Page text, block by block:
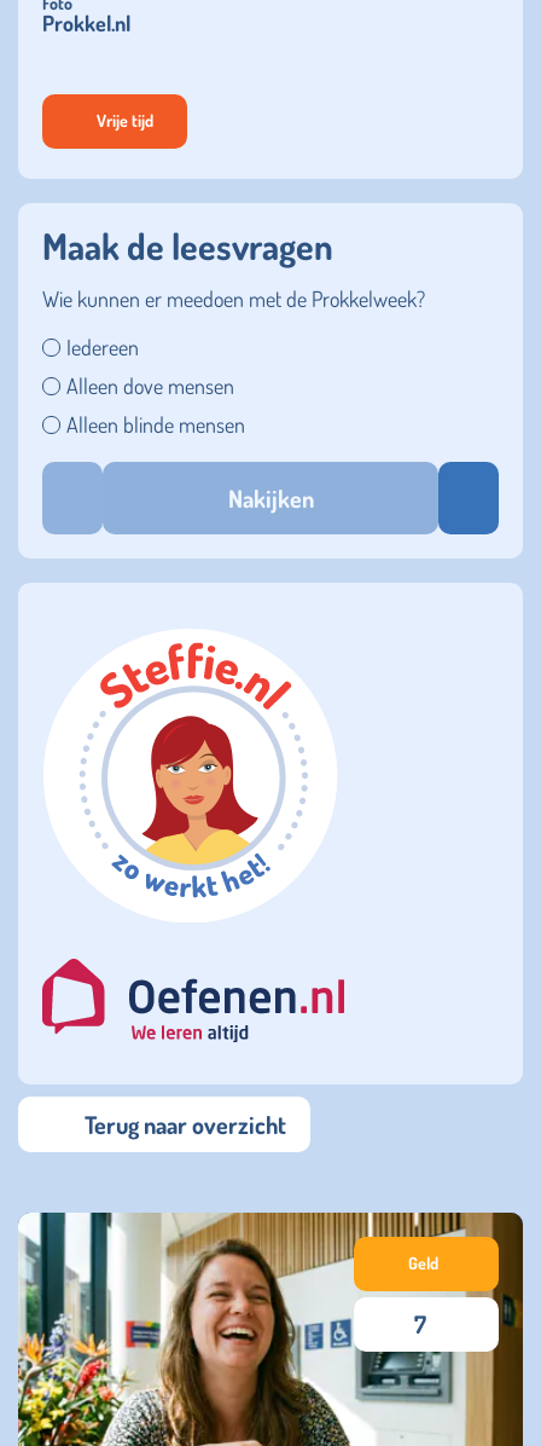
Prokkel.nl
Vrije tijd
Maak de leesvragen
Wie kunnen er meedoen met de Prokkelweek?
Iedereen
Alleen dove mensen
Alleen blinde mensen
Nakijken
Terug naar overzicht
Geld
7